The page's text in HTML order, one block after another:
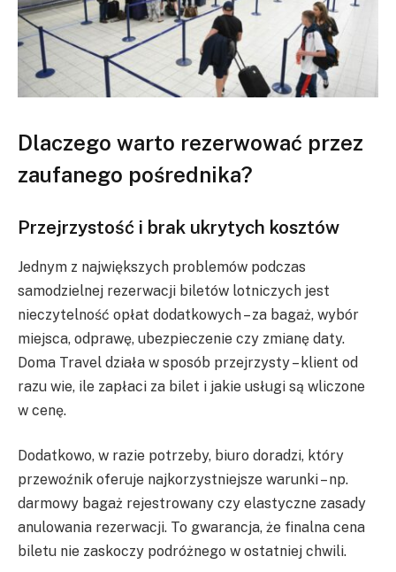
Dlaczego warto rezerwować przez
zaufanego pośrednika?
Przejrzystość i brak ukrytych kosztów
Jednym z największych problemów podczas
samodzielnej rezerwacji biletów lotniczych jest
nieczytelność opłat dodatkowych – za bagaż, wybór
miejsca, odprawę, ubezpieczenie czy zmianę daty.
Doma Travel działa w sposób przejrzysty – klient od
razu wie, ile zapłaci za bilet i jakie usługi są wliczone
w cenę.
Dodatkowo, w razie potrzeby, biuro doradzi, który
przewoźnik oferuje najkorzystniejsze warunki – np.
darmowy bagaż rejestrowany czy elastyczne zasady
anulowania rezerwacji. To gwarancja, że finalna cena
biletu nie zaskoczy podróżnego w ostatniej chwili.